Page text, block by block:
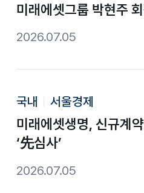
미래에셋그룹 박현주
2026.07.05
국내 서울경제
미래에셋생명, 신규계
‘先심사’
2026.07.05